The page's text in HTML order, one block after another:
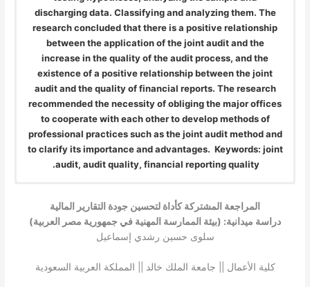
discharging data. Classifying and analyzing them. The
research concluded that there is a positive relationship
between the application of the joint audit and the
increase in the quality of the audit process, and the
existence of a positive relationship between the joint
audit and the quality of financial reports. The research
recommended the necessity of obliging the major offices
to cooperate with each other to develop methods of
professional practices such as the joint audit method and
to clarify its importance and advantages. Keywords: joint
audit, audit quality, financial reporting quality.
المراجعة المشتركة كأداة لتحسين جودة التقارير المالية
دراسة ميدانية: (بيئة الممارسة المهنية في جمهورية مصر العربية)
سلوى حسين رشدي إسماعيل
كلية الأعمال || جامعة الملك خالد || المملكة العربية السعودية